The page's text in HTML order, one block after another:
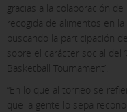
gracias a la colaboración de
recogida de alimentos en
buscando la participación
sobre el carácter social del
Basketball Tournament’.
“En lo que al torneo se
que la gente lo sepa